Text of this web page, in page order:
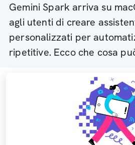
Gemini Spark arriva su
agli utenti di creare
personalizzati per
ripetitive. Ecco che cosa